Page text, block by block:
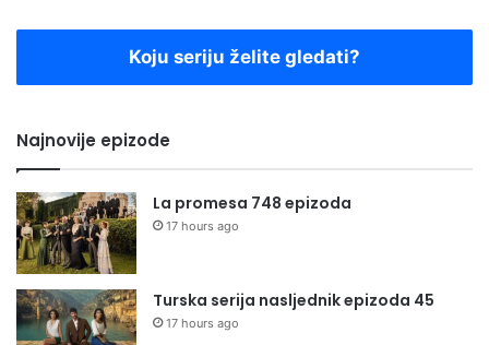
Koju seriju želite gledati?
Najnovije epizode
La promesa 748 epizoda
17 hours ago
Turska serija nasljednik epizoda 45
17 hours ago